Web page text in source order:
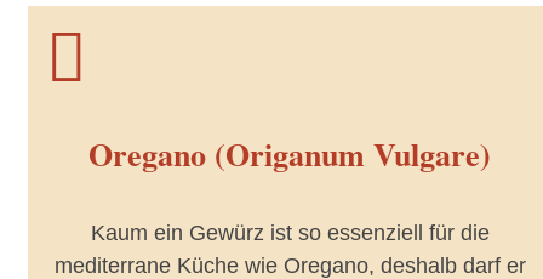

Oregano (Origanum Vulgare)
Kaum ein Gewürz ist so essenziell für die
mediterrane Küche wie Oregano, deshalb darf er